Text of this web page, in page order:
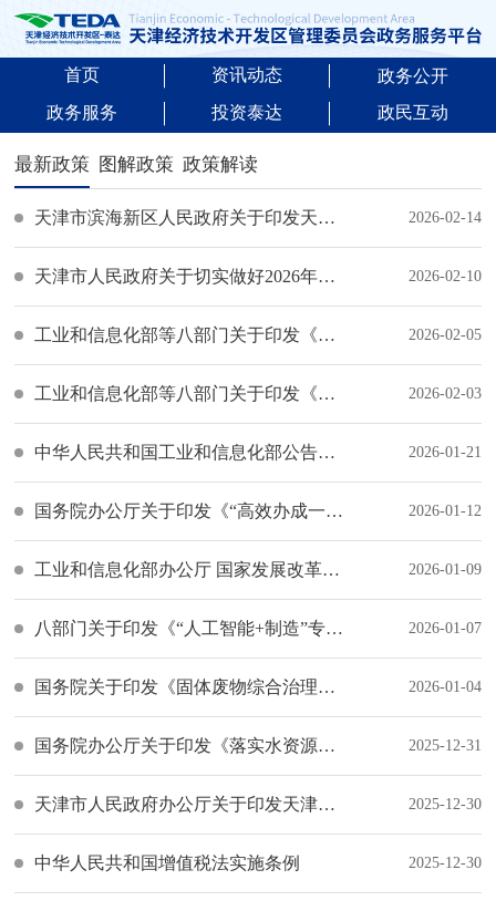
首页 资讯动态
政务公开
政务服务
投资泰达 政民互动
最新政策 图解政策 政策解读
天津市滨海新区人民政府关于印发天津市滨海新区国民经济和社会发展第十五个五年规划纲要的通知 2026-02-14
天津市人民政府关于切实做好2026年市政府重点工作的通知 2026-02-10
工业和信息化部等八部门关于印发《中药工业高质量发展实施方案（2026—2030年）》的通知 2026-02-05
工业和信息化部等八部门关于印发《汽车数据出境安全指引（2026版）》的通知 2026-02-03
中华人民共和国工业和信息化部公告2026年第1号 2026-01-21
国务院办公厅关于印发《“高效办成一件事”2026年度第一批重点事项清单》的通知 2026-01-12
工业和信息化部办公厅 国家发展改革委办公厅 国务院国资委办公厅 市场监管总局办公厅 国家能源局综合司关于印发《工业绿色微电网建设与应用指南（2026—2030年）》的通知 2026-01-09
八部门关于印发《“人工智能+制造”专项行动实施意见》的通知 2026-01-07
国务院关于印发《固体废物综合治理行动计划》的通知 2026-01-04
国务院办公厅关于印发《落实水资源刚性约束制度考核办法》的通知 2025-12-31
天津市人民政府办公厅关于印发天津市政务服务便民热线管理办法实施细则的通知 2025-12-30
中华人民共和国增值税法实施条例 2025-12-30